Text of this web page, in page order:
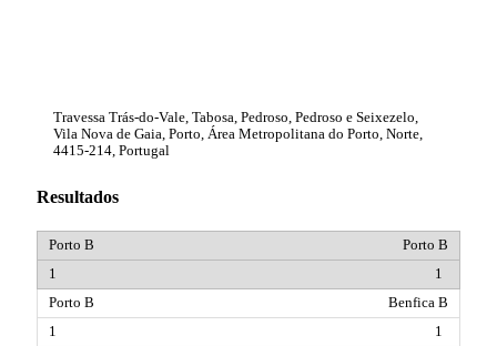
Travessa Trás-do-Vale, Tabosa, Pedroso, Pedroso e Seixezelo,
Vila Nova de Gaia, Porto, Área Metropolitana do Porto, Norte,
4415-214, Portugal
Resultados
Porto B
1
Benfica B
1